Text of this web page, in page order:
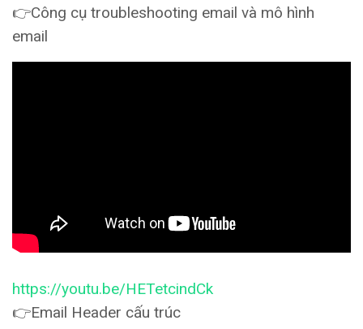
👉Công cụ troubleshooting email và mô hình
email
https://youtu.be/HETetcindCk
👉Email Header cấu trúc